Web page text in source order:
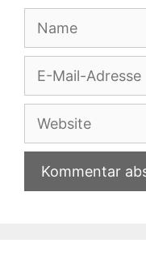
Adresse
Website